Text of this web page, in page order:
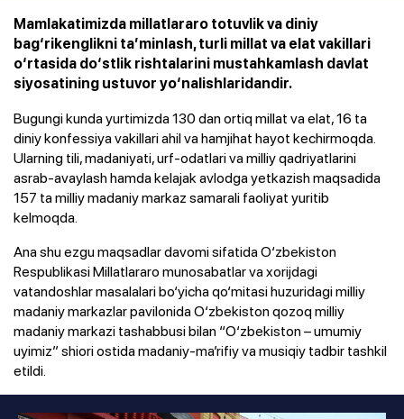
Mamlakatimizda millatlararo totuvlik va diniy
bag‘rikenglikni ta’minlash, turli millat va elat vakillari
o‘rtasida do‘stlik rishtalarini mustahkamlash davlat
siyosatining ustuvor yo‘nalishlaridandir.
Bugungi kunda yurtimizda 130 dan ortiq millat va elat, 16 ta
diniy konfessiya vakillari ahil va hamjihat hayot kechirmoqda.
Ularning tili, madaniyati, urf-odatlari va milliy qadriyatlarini
asrab-avaylash hamda kelajak avlodga yetkazish maqsadida
157 ta milliy madaniy markaz samarali faoliyat yuritib
kelmoqda.
Ana shu ezgu maqsadlar davomi sifatida O‘zbekiston
Respublikasi Millatlararo munosabatlar va xorijdagi
vatandoshlar masalalari bo‘yicha qo‘mitasi huzuridagi milliy
madaniy markazlar pavilonida O‘zbekiston qozoq milliy
madaniy markazi tashabbusi bilan “O‘zbekiston – umumiy
uyimiz” shiori ostida madaniy-ma’rifiy va musiqiy tadbir tashkil
etildi.